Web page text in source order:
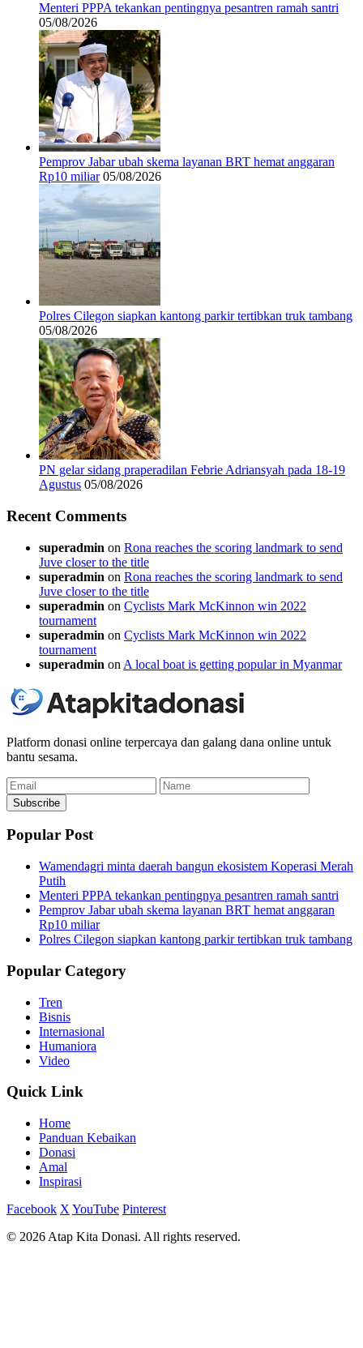
Menteri PPPA tekankan pentingnya pesantren ramah santri
05/08/2026
Pemprov Jabar ubah skema layanan BRT hemat anggaran
Rp10 miliar 05/08/2026
Polres Cilegon siapkan kantong parkir tertibkan truk tambang
05/08/2026
PN gelar sidang praperadilan Febrie Adriansyah pada 18-19
Agustus 05/08/2026
Recent Comments
superadmin on Rona reaches the scoring landmark to send
Juve closer to the title
superadmin on Rona reaches the scoring landmark to send
Juve closer to the title
superadmin on Cyclists Mark McKinnon win 2022
tournament
superadmin on Cyclists Mark McKinnon win 2022
tournament
superadmin on A local boat is getting popular in Myanmar
Platform donasi online terpercaya dan galang dana online untuk
bantu sesama.
Email
Name
Subscribe
Popular Post
Wamendagri minta daerah bangun ekosistem Koperasi Merah
Putih
Menteri PPPA tekankan pentingnya pesantren ramah santri
Pemprov Jabar ubah skema layanan BRT hemat anggaran
Rp10 miliar
Polres Cilegon siapkan kantong parkir tertibkan truk tambang
Popular Category
Tren
Bisnis
Internasional
Humaniora
Video
Quick Link
Home
Panduan Kebaikan
Donasi
Amal
Inspirasi
Facebook X YouTube Pinterest
© 2026 Atap Kita Donasi. All rights reserved.